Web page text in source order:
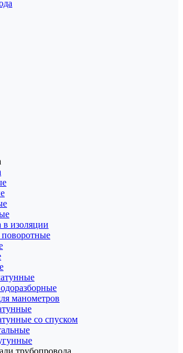
в изоляции
манометров
со спуском
трубопровода